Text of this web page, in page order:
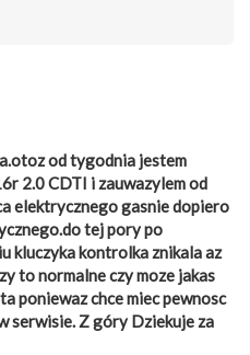
od tygodnia jestem
2.0 CDTI i zauwazylem od
elektrycznego gasnie dopiero
tej pory po
kluczyka kontrolka znikala az
to normalne czy moze jakas
poniewaz chce miec pewnosc
serwisie. Z góry Dziekuje za